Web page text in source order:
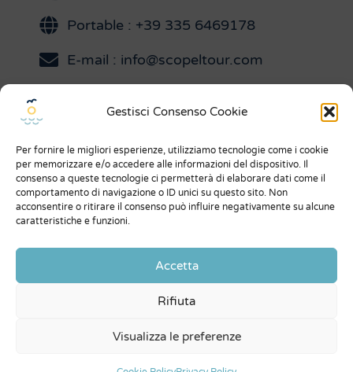
Gestisci Consenso Cookie
Per fornire le migliori esperienze, utilizziamo tecnologie come i cookie
per memorizzare e/o accedere alle informazioni del dispositivo. Il
consenso a queste tecnologie ci permetterà di elaborare dati come il
comportamento di navigazione o ID unici su questo sito. Non
acconsentire o ritirare il consenso può influire negativamente su alcune
caratteristiche e funzioni.
Accetta
Rifiuta
Visualizza le preferenze
Portable : +39 335 6469178
E-mail : info@scopeltour.com
Menu
À Propos de Nous
Ce qu'ils disent de nous
Expo
Conditions générales
Privacy Policy
creditsCeformed srl